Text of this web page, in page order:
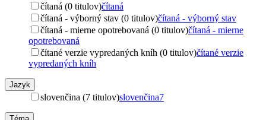
čítaná (0 titulov)čítaná
čítaná - výborný stav (0 titulov)čítaná - výborný stav
čítaná - mierne opotrebovaná (0 titulov)čítaná - mierne
opotrebovaná
čítané verzie vypredaných kníh (0 titulov)čítané verzie
vypredaných kníh
Jazyk
slovenčina (7 titulov)slovenčina7